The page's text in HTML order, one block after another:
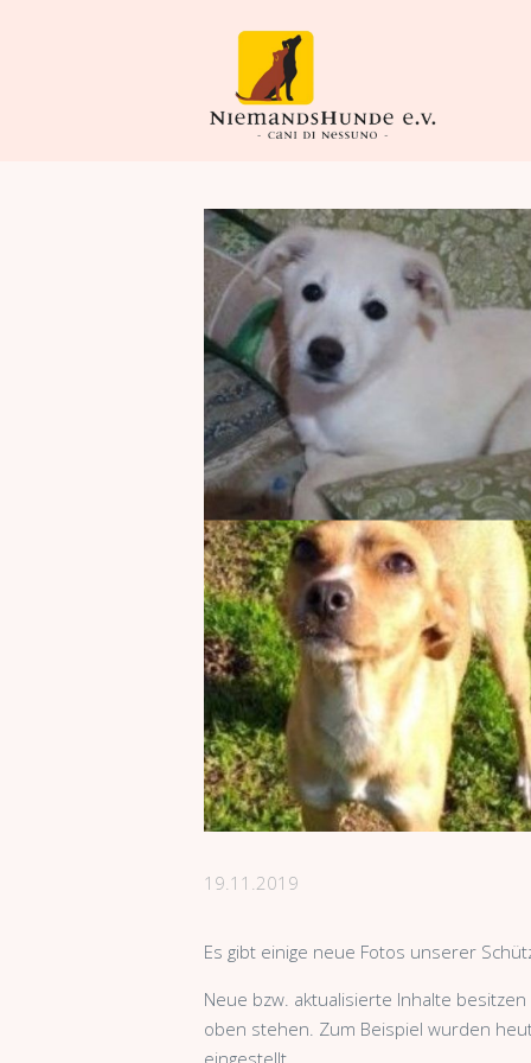
19.11.2019
Es gibt einige neue Fotos unserer
Neue bzw. aktualisierte Inhalte
oben stehen. Zum Beispiel wurden
eingestellt.